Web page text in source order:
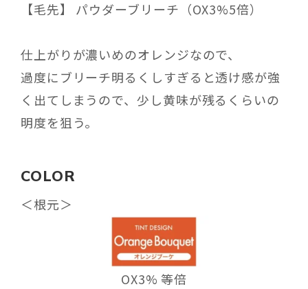
【毛先】 パウダーブリーチ（OX3%5倍）
仕上がりが濃いめのオレンジなので、
過度にブリーチ明るくしすぎると透け感が強
く出てしまうので、少し黄味が残るくらいの
明度を狙う。
COLOR
＜根元＞
OX3% 等倍